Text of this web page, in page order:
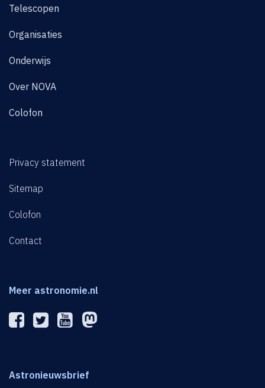
Telescopen
Organisaties
Onderwijs
Over NOVA
Colofon
Privacy statement
Sitemap
Colofon
Contact
Meer astronomie.nl
Astronieuwsbrief